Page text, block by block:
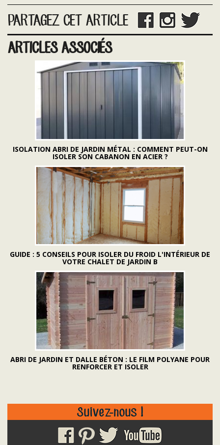
PARTAGEZ CET ARTICLE
ARTICLES ASSOCIÉS
ISOLATION ABRI DE JARDIN MÉTAL : COMMENT PEUT-ON
ISOLER SON CABANON EN ACIER ?
GUIDE : 5 CONSEILS POUR ISOLER DU FROID L'INTÉRIEUR DE
VOTRE CHALET DE JARDIN B
ABRI DE JARDIN ET DALLE BÉTON : LE FILM POLYANE POUR
RENFORCER ET ISOLER
Suivez-nous !